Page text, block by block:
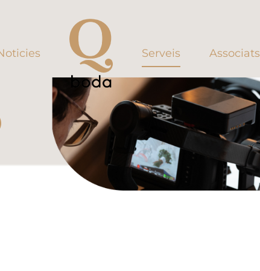
Serveis Associats